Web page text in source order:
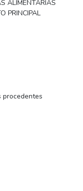
ALIMENTARIAS
PRINCIPAL
procedentes